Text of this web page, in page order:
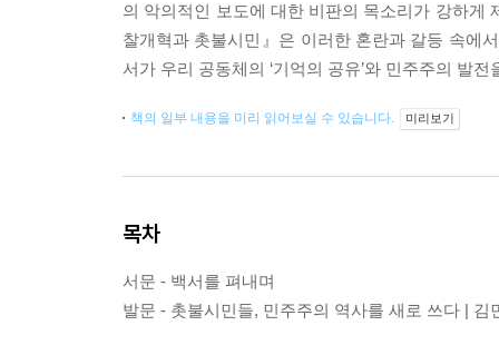
의 악의적인 보도에 대한 비판의 목소리가 강하게
찰개혁과 촛불시민』은 이러한 혼란과 갈등 속에
서가 우리 공동체의 ‘기억의 공유’와 민주주의 발
책의 일부 내용을 미리 읽어보실 수 있습니다. 미리보기
목차
서문 - 백서를 펴내며
발문 - 촛불시민들, 민주주의 역사를 새로 쓰다 | 김